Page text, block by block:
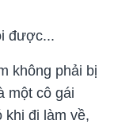
được...
không phải bị
một cô gái
khi đi làm về,